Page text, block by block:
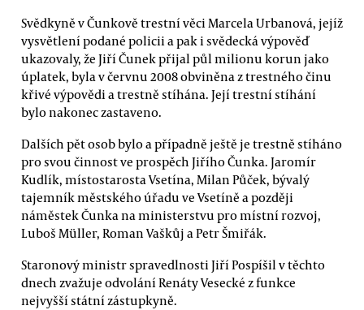
Svědkyně v Čunkově trestní věci Marcela Urbanová, jejíž
vysvětlení podané policii a pak i svědecká výpověď
ukazovaly, že Jiří Čunek přijal půl milionu korun jako
úplatek, byla v červnu 2008 obviněna z trestného činu
křivé výpovědi a trestně stíhána. Její trestní stíhání
bylo nakonec zastaveno.
Dalších pět osob bylo a případně ještě je trestně stíháno
pro svou činnost ve prospěch Jiřího Čunka. Jaromír
Kudlík, místostarosta Vsetína, Milan Půček, bývalý
tajemník městského úřadu ve Vsetíně a později
náměstek Čunka na ministerstvu pro místní rozvoj,
Luboš Müller, Roman Vaškůj a Petr Šmiřák.
Staronový ministr spravedlnosti Jiří Pospíšil v těchto
dnech zvažuje odvolání Renáty Vesecké z funkce
nejvyšší státní zástupkyně.